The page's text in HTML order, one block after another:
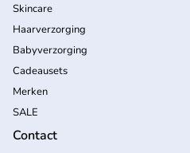
Skincare
Haarverzorging
Babyverzorging
Cadeausets
Merken
SALE
Contact